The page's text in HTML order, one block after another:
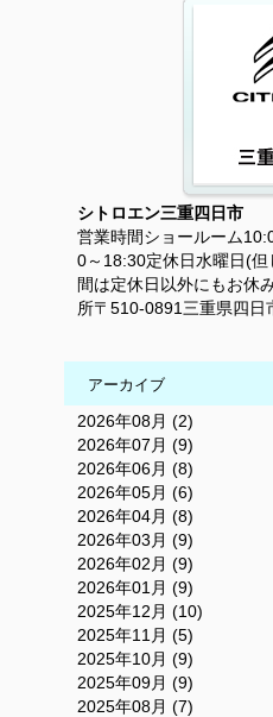
シトロエン三重四日市
営業時間ショールーム
0～18:30定休日水曜日(
間は定休日以外にもお休
所〒510-0891三重県四日
アーカイブ
2026年08月 (2)
2026年07月 (9)
2026年06月 (8)
2026年05月 (6)
2026年04月 (8)
2026年03月 (9)
2026年02月 (9)
2026年01月 (9)
2025年12月 (10)
2025年11月 (5)
2025年10月 (9)
2025年09月 (9)
2025年08月 (7)